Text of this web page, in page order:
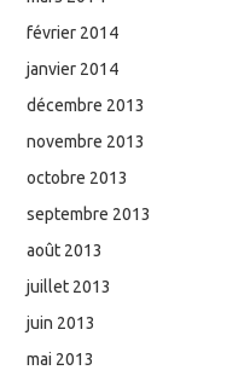
février 2014
janvier 2014
décembre 2013
novembre 2013
octobre 2013
septembre 2013
août 2013
juillet 2013
juin 2013
mai 2013